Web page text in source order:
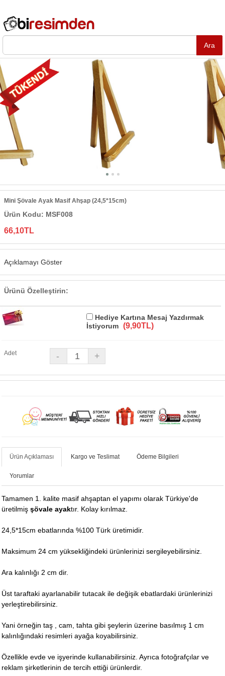
Mini Şövale Ayak Masif Ahşap (24,5*15cm)
Ürün Kodu: MSF008
66,10TL
Açıklamayı Göster
Ürünü Özelleştirin:
Hediye Kartına Mesaj Yazdırmak
İstiyorum (9,90TL)
Adet
Ürün Açıklaması Kargo ve Teslimat Ödeme Bilgileri
Yorumlar
Tamamen 1. kalite masif ahşaptan el yapımı olarak Türkiye'de
üretilmiş şövale ayaktır. Kolay kırılmaz.
24,5*15cm ebatlarında %100 Türk üretimidir.
Maksimum 24 cm yüksekliğindeki ürünlerinizi sergileyebilirsiniz.
Ara kalınlığı 2 cm dir.
Üst taraftaki ayarlanabilir tutacak ile değişik ebatlardaki ürünlerinizi
yerleştirebilirsiniz.
Yani örneğin taş , cam, tahta gibi şeylerin üzerine basılmış 1 cm
kalınlığındaki resimleri ayağa koyabilirsiniz.
Özellikle evde ve işyerinde kullanabilirsiniz. Ayrıca fotoğrafçılar ve
reklam şirketlerinin de tercih ettiği ürünlerdir.